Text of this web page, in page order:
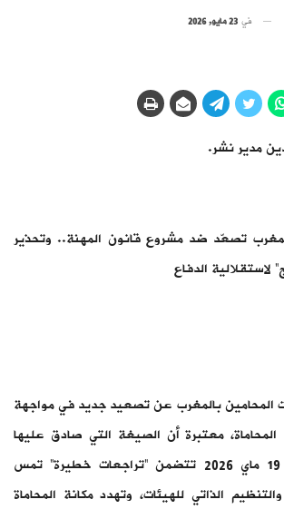
في 23 مايو, 2026
مدير نشر.
تصعّد ضد مشروع قانون المهنة.. وتحذير
الدفاع
المحامين بالمغرب عن تصعيد جديد في مواجهة
معتبرة أن الصيغة التي صادق عليها
مجلس النواب يوم 19 ماي 2026 تتضمن “تراجعات خطيرة” تمس
الذاتي للهيئات، وتهدد مكانة المحاماة